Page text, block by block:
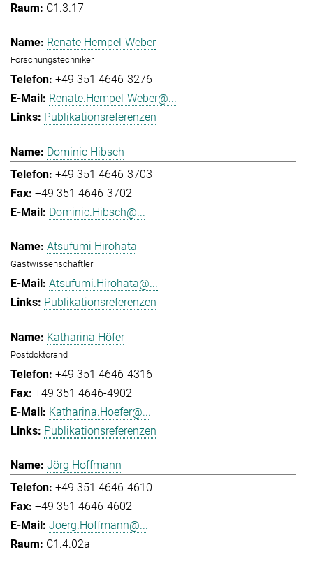
C1.3.17
Renate Hempel-Weber
Forschungstechniker
+49 351 4646-3276
Renate.Hempel-Weber@...
Publikationsreferenzen
Dominic Hibsch
+49 351 4646-3703
+49 351 4646-3702
Dominic.Hibsch@...
Atsufumi Hirohata
Gastwissenschaftler
Atsufumi.Hirohata@...
Publikationsreferenzen
Katharina Höfer
Postdoktorand
+49 351 4646-4316
+49 351 4646-4902
Katharina.Hoefer@...
Publikationsreferenzen
Jörg Hoffmann
+49 351 4646-4610
+49 351 4646-4602
Joerg.Hoffmann@...
C1.4.02a